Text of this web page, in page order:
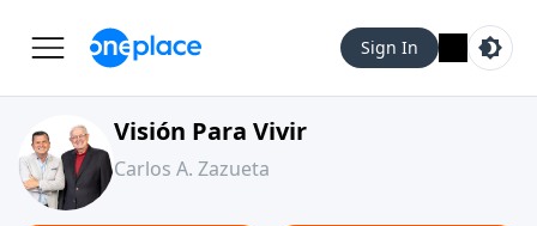
Sign In
Visión Para Vivir
Carlos A. Zazueta